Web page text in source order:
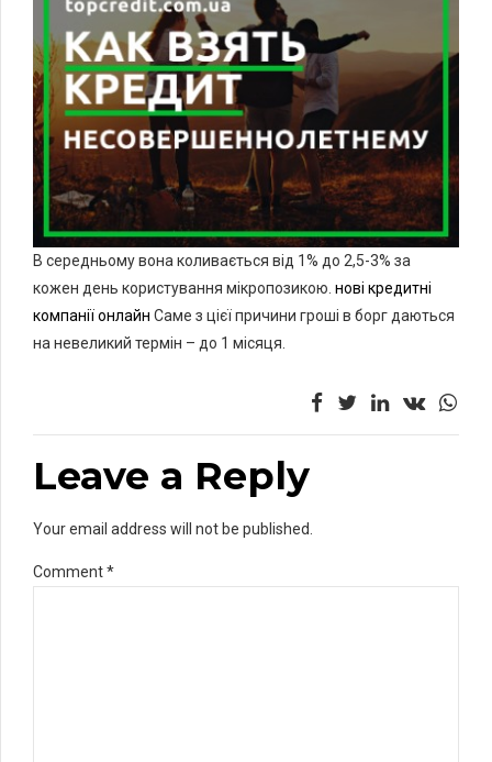
В середньому вона коливається від 1% до 2,5-3% за
кожен день користування мікропозикою. нові кредитні
компанії онлайн Саме з цієї причини гроші в борг даються
на невеликий термін – до 1 місяця.
Leave a Reply
Your email address will not be published.
Comment*